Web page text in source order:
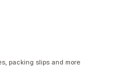
packing slips and more